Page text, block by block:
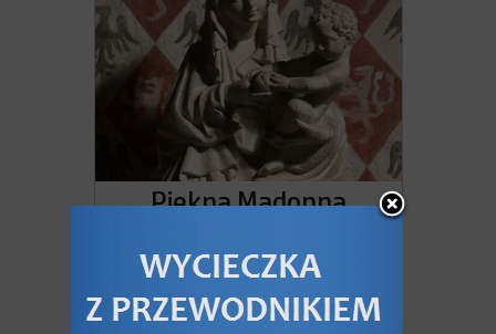
Piękna Madonna